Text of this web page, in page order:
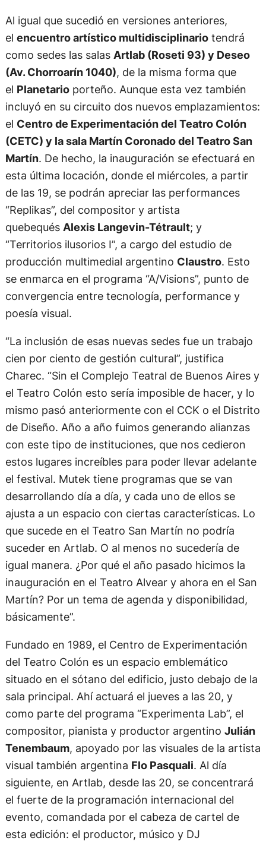
Al igual que sucedió en versiones anteriores,
el encuentro artístico multidisciplinariotendrá
como sedes las salas Artlab (Roseti 93) y Deseo
(Av. Chorroarín 1040), de la misma forma que
el Planetarioporteño. Aunque esta vez también
incluyó en su circuito dos nuevos emplazamientos:
el Centro de Experimentación del Teatro Colón
(CETC) y la sala Martín Coronado del Teatro San
Martín. De hecho, la inauguración se efectuará en
esta última locación, donde el miércoles, a partir
de las 19, se podrán apreciar las performances
“Replikas”, del compositor y artista
quebequés Alexis Langevin-Tétrault; y
“Territorios ilusorios I”, a cargo del estudio de
producción multimedial argentino Claustro. Esto
se enmarca en el programa “A/Visions”, punto de
convergencia entre tecnología, performance y
poesía visual.
“La inclusión de esas nuevas sedes fue un trabajo
cien por ciento de gestión cultural”, justifica
Charec. “Sin el Complejo Teatral de Buenos Aires y
el Teatro Colón esto sería imposible de hacer, y lo
mismo pasó anteriormente con el CCK o el Distrito
de Diseño. Año a año fuimos generando alianzas
con este tipo de instituciones, que nos cedieron
estos lugares increíbles para poder llevar adelante
el festival. Mutek tiene programas que se van
desarrollando día a día, y cada uno de ellos se
ajusta a un espacio con ciertas características. Lo
que sucede en el Teatro San Martín no podría
suceder en Artlab. O al menos no sucedería de
igual manera. ¿Por qué el año pasado hicimos la
inauguración en el Teatro Alvear y ahora en el San
Martín? Por un tema de agenda y disponibilidad,
básicamente”.
Fundado en 1989, el Centro de Experimentación
del Teatro Colón es un espacio emblemático
situado en el sótano del edificio, justo debajo de la
sala principal. Ahí actuará el jueves a las 20, y
como parte del programa “Experimenta Lab”, el
compositor, pianista y productor argentino Julián
Tenembaum, apoyado por las visuales de la artista
visual también argentina Flo Pasquali. Al día
siguiente, en Artlab, desde las 20, se concentrará
el fuerte de la programación internacional del
evento, comandada por el cabeza de cartel de
esta edición: el productor, músico y DJ